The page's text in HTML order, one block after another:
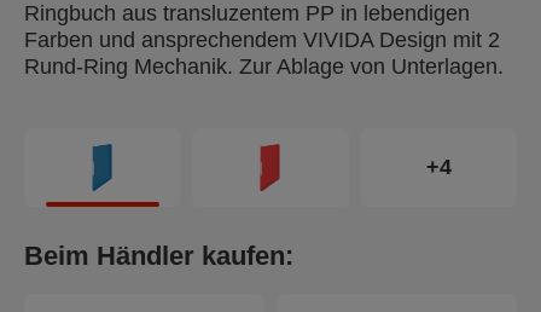
Ringbuch aus transluzentem PP in lebendigen
Farben und ansprechendem VIVIDA Design mit 2
Rund-Ring Mechanik. Zur Ablage von Unterlagen.
+4
Beim Händler kaufen: